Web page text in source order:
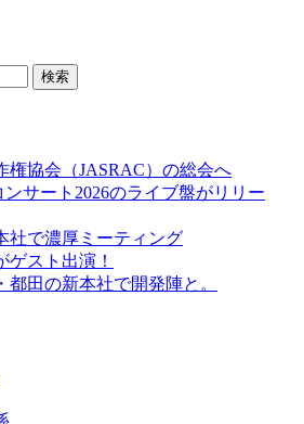
検索
権協会（JASRAC）の総会へ
サート2026のライブ盤がリリー
社で濃厚ミーティング
ゲスト出演！
都田の新本社で開発陣と。